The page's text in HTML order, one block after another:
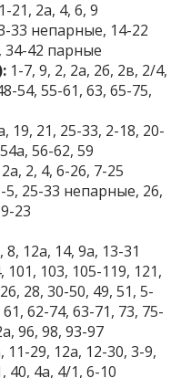
21, 2а, 4, 6, 9
33 непарные, 14-22
34-42 парные
1-7, 9, 2, 2а, 2б, 2в, 2/4,
54, 55-61, 63, 65-75,
19, 21, 25-33, 2-18, 20-
56-62, 59
2а, 2, 4, 6-26, 7-25
5, 25-33 непарные, 26,
23
8, 12а, 14, 9а, 13-31
101, 103, 105-119, 121,
28, 30-50, 49, 51, 5-
62-74, 63-71, 73, 75-
96, 98, 93-97
11-29, 12а, 12-30, 3-9,
40, 4а, 4/1, 6-10